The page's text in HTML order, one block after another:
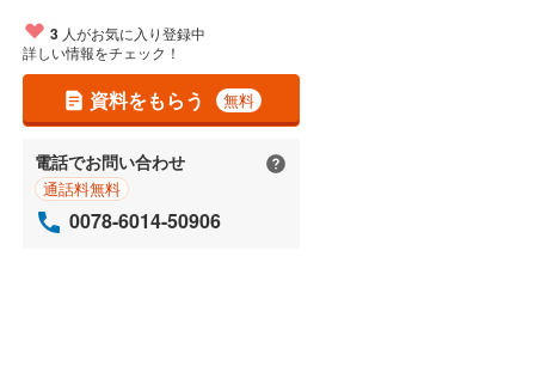
3 人がお気に入り登録中
詳しい情報をチェック！
資料をもらう 無料
電話でお問い合わせ
通話料無料
0078-6014-50906